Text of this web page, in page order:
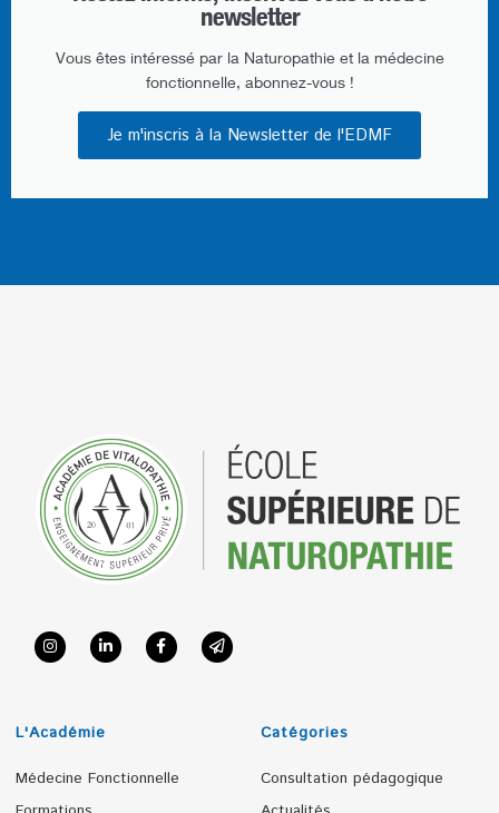
newsletter​
Vous êtes intéressé par la Naturopathie et la médecine
fonctionnelle, abonnez-vous !
Je m'inscris à la Newsletter de l'EDMF
L'Académie
Médecine Fonctionnelle
Catégories
Consultation pédagogique